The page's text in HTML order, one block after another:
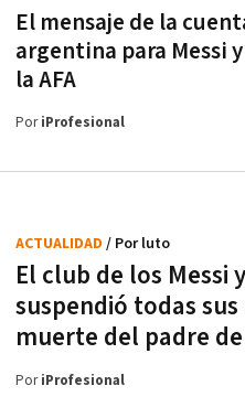
El mensaje de la
argentina para Messi
la AFA
PoriProfesional
El club de los
suspendió todas
muerte del padre
ACTUALIDAD / Por luto
PoriProfesional